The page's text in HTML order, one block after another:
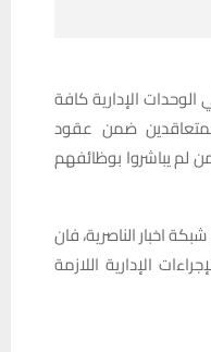
الإدارية كافة
ضمن عقود
الموسومة بـ”9577” ممن لم يباشروا بوظائفهم
اخبار الناصرية، فان
الإدارية اللازمة